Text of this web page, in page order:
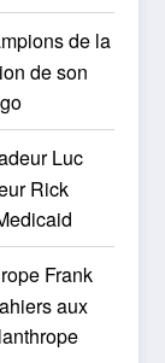
de la
de son
Luc
Rick
Frank
aux